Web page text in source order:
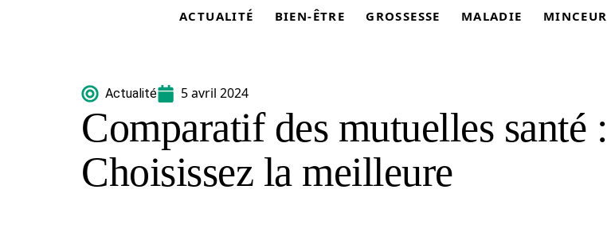
ACTUALITÉ BIEN-ÊTRE GROSSESSE MALADIE MINCEUR
Actualité 5 avril 2024
Comparatif des mutuelles santé :
Choisissez la meilleure